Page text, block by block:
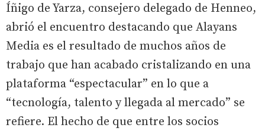
Íñigo de Yarza, consejero delegado de Henneo,
abrió el encuentro destacando que Alayans
Media es el resultado de muchos años de
trabajo que han acabado cristalizando en una
plataforma “espectacular” en lo que a
“tecnología, talento y llegada al mercado” se
refiere. El hecho de que entre los socios